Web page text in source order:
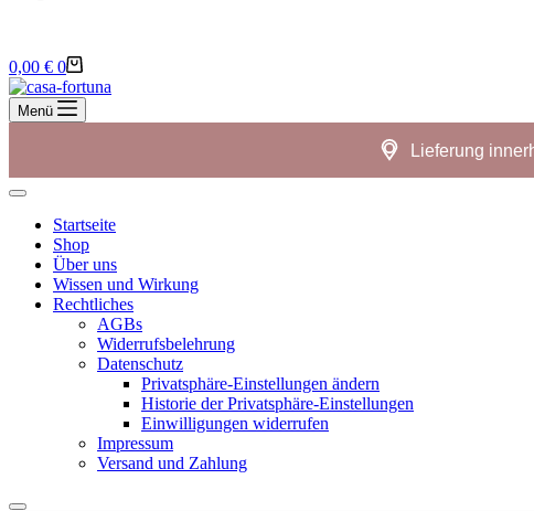
Warenkorb
0,00 € 0
Menü
Lieferung
Startseite
Shop
Über uns
Wissen und Wirkung
Rechtliches
AGBs
Widerrufsbelehrung
Datenschutz
Privatsphäre-Einstellungen ändern
Historie der Privatsphäre-Einstellungen
Einwilligungen widerrufen
Impressum
Versand und Zahlung